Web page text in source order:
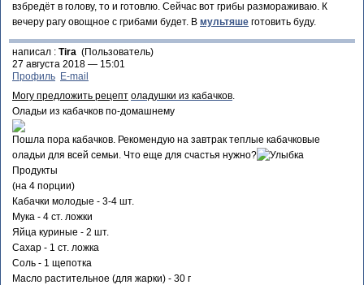
взбредёт в голову, то и готовлю. Сейчас вот грибы размораживаю. К
вечеру рагу овощное с грибами будет. В мультяше готовить буду.
написал : Tira (Пользователь)
27 августа 2018 — 15:01
Профиль E-mail
Могу предложить рецепт оладушки из кабачков.
Оладьи из кабачков по-домашнему
Пошла пора кабачков. Рекомендую на завтрак теплые кабачковые
оладьи для всей семьи. Что еще для счастья нужно?
Продукты
(на 4 порции)
Кабачки молодые - 3-4 шт.
Мука - 4 ст. ложки
Яйца куриные - 2 шт.
Сахар - 1 ст. ложка
Соль - 1 щепотка
Масло растительное (для жарки) - 30 г